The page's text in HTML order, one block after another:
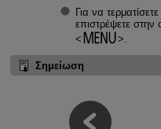
Για να
επιστρέψετε
.
Σημείωση